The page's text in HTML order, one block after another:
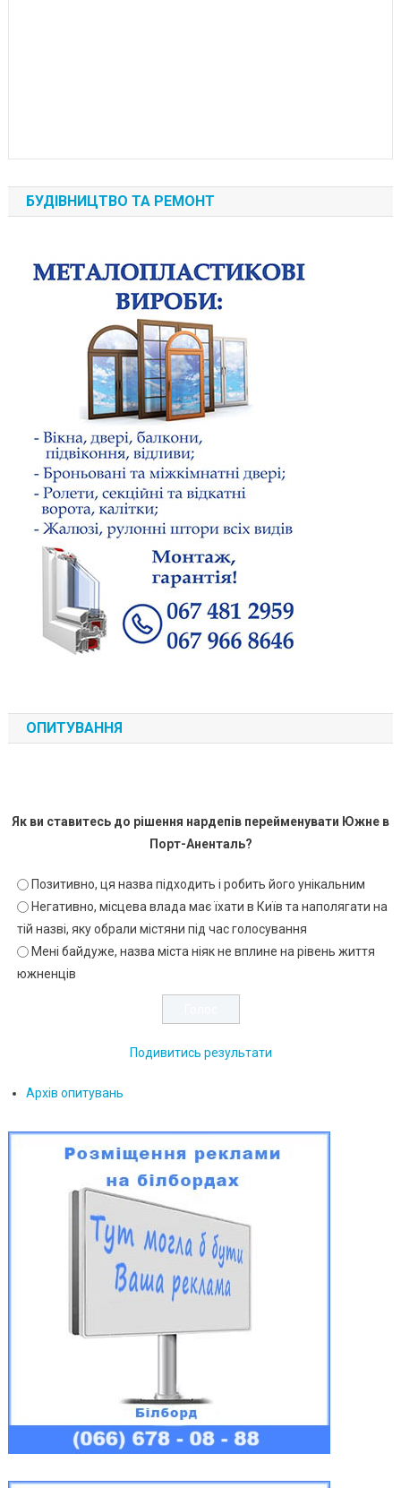
БУДІВНИЦТВО ТА РЕМОНТ
ОПИТУВАННЯ
Як ви ставитесь до рішення нардепів перейменувати Южне в
Порт-Аненталь?
Позитивно, ця назва підходить і робить його унікальним
Негативно, місцева влада має їхати в Київ та наполягати на
тій назві, яку обрали містяни під час голосування
Мені байдуже, назва міста ніяк не вплине на рівень життя
южненців
Подивитись результати
Архів опитувань